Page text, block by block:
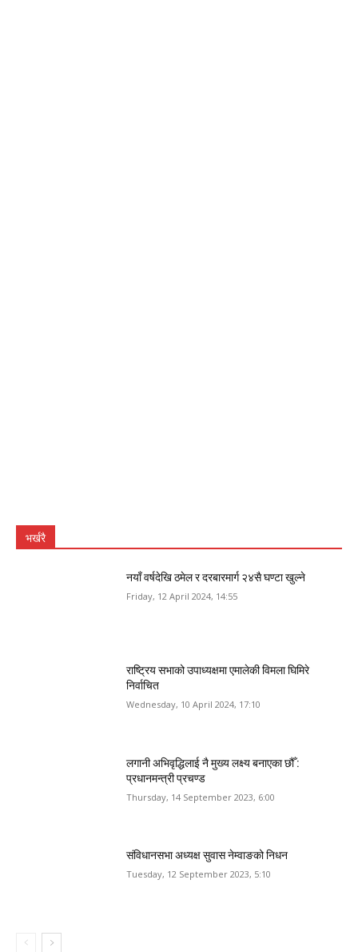
भर्खरै
नयाँ वर्षदेखि ठमेल र दरबारमार्ग २४सै घण्टा खुल्ने
Friday, 12 April 2024, 14:55
राष्ट्रिय सभाको उपाध्यक्षमा एमालेकी विमला घिमिरे
निर्वाचित
Wednesday, 10 April 2024, 17:10
लगानी अभिवृद्धिलाई नै मुख्य लक्ष्य बनाएका छौँ :
प्रधानमन्त्री प्रचण्ड
Thursday, 14 September 2023, 6:00
संविधानसभा अध्यक्ष सुवास नेम्वाङको निधन
Tuesday, 12 September 2023, 5:10